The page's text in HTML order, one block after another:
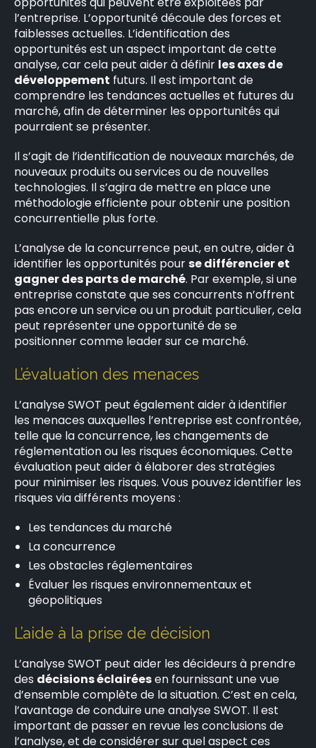
l’entreprise. L’opportunité découle des forces et
faiblesses actuelles. L’identification des
opportunités est un aspect important de cette
analyse, car cela peut aider à définir les axes de
développement futurs. Il est important de
comprendre les tendances actuelles et futures du
marché, afin de déterminer les opportunités qui
pourraient se présenter.
Il s’agit de l’identification de nouveaux marchés, de
nouveaux produits ou services ou de nouvelles
technologies. Il s’agira de mettre en place une
méthodologie efficiente pour obtenir une position
concurrentielle plus forte.
L’analyse de la concurrence peut, en outre, aider à
identifier les opportunités pourse différencier et
gagner des parts de marché. Par exemple, si une
entreprise constate que ses concurrents n’offrent
pas encore un service ou un produit particulier, cela
peut représenter une opportunité de se
positionner comme leader sur ce marché.
L’évaluation des menaces
L’analyse SWOT peut également aider à identifier
les menaces auxquelles l’entreprise est confrontée,
telle que la concurrence, les changements de
réglementation ou les risques économiques. Cette
évaluation peut aider à élaborer des stratégies
pour minimiser les risques. Vous pouvez identifier les
risques via différents moyens :
Les tendances du marché
La concurrence
Les obstacles réglementaires
Évaluer les risques environnementaux et
géopolitiques
L’aide à la prise de décision
L’analyse SWOT peut aider les décideurs à prendre
des décisions éclairéesen fournissant une vue
d’ensemble complète de la situation. C’est en cela,
l’avantage de conduire une analyse SWOT. Il est
important de passer en revue les conclusions de
l’analyse, et de considérer sur quel aspect ces